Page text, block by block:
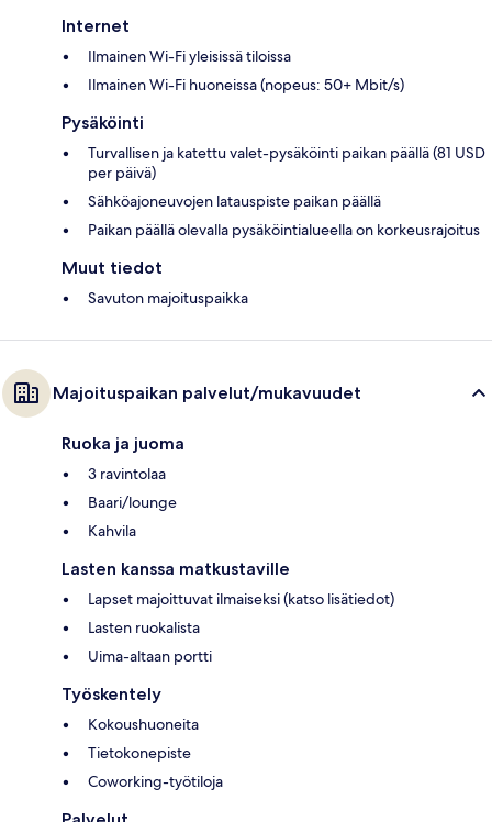
Internet
Ilmainen Wi-Fi yleisissä tiloissa
Ilmainen Wi-Fi huoneissa (nopeus: 50+ Mbit/s)
Pysäköinti
Turvallisen ja katettu valet-pysäköinti paikan päällä (81 USD
per päivä)
Sähköajoneuvojen latauspiste paikan päällä
Paikan päällä olevalla pysäköintialueella on korkeusrajoitus
Muut tiedot
Savuton majoituspaikka
Majoituspaikan palvelut/mukavuudet
Ruoka ja juoma
3 ravintolaa
Baari/lounge
Kahvila
Lasten kanssa matkustaville
Lapset majoittuvat ilmaiseksi (katso lisätiedot)
Lasten ruokalista
Uima-altaan portti
Työskentely
Kokoushuoneita
Tietokonepiste
Coworking-työtiloja